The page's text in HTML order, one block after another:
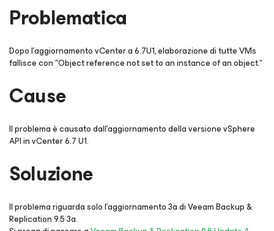
Problematica
Dopo l’aggiornamento vCenter a 6.7U1, elaborazione di tutte VMs
fallisce con "Object reference not set to an instance of an object."
Cause
Il problema è causato dall’aggiornamento della versione vSphere
API in vCenter 6.7 U1.
Soluzione
Il problema riguarda solo l'aggiornamento 3a di Veeam Backup &
Replication 9.5 3a.